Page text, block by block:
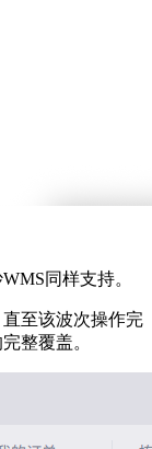
同样支持。
至该波次操作完
整覆盖。